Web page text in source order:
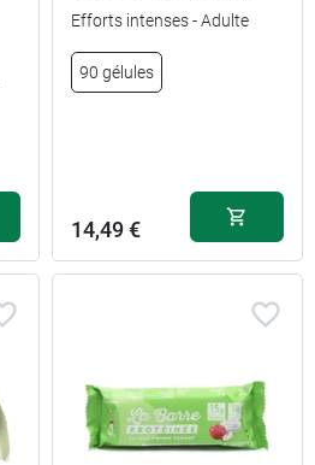
Efforts intenses - Adulte
90 gélules
14,49 €